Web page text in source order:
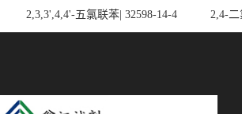
2,3,3',4,4'-五氯联苯| 32598-14-4 2,4-二